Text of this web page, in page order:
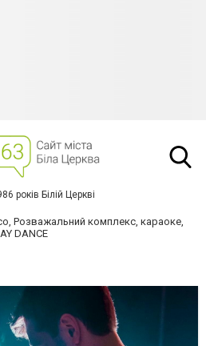
років Білій Церкві
Розважальний комплекс, караоке,
DANCE